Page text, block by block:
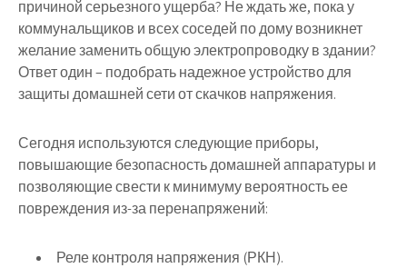
причиной серьезного ущерба? Не ждать же, пока у
коммунальщиков и всех соседей по дому возникнет
желание заменить общую электропроводку в здании?
Ответ один – подобрать надежное устройство для
защиты домашней сети от скачков напряжения.
Сегодня используются следующие приборы,
повышающие безопасность домашней аппаратуры и
позволяющие свести к минимуму вероятность ее
повреждения из-за перенапряжений:
Реле контроля напряжения (РКН).